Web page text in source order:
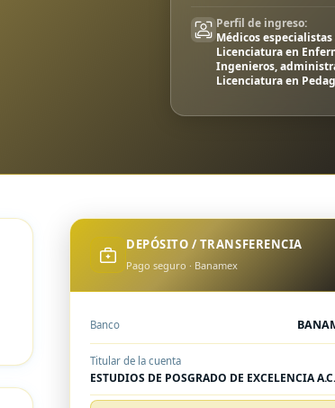
Perfil de ingreso:
Médicos especialistas
Licenciatura en
Ingenieros,
Licenciatura en
DEPÓSITO / TRANSFERENCIA
Pago seguro · Banamex
Banco
Titular de la cuenta
ESTUDIOS DE POSGRADO DE EXCELENCIA A.C.